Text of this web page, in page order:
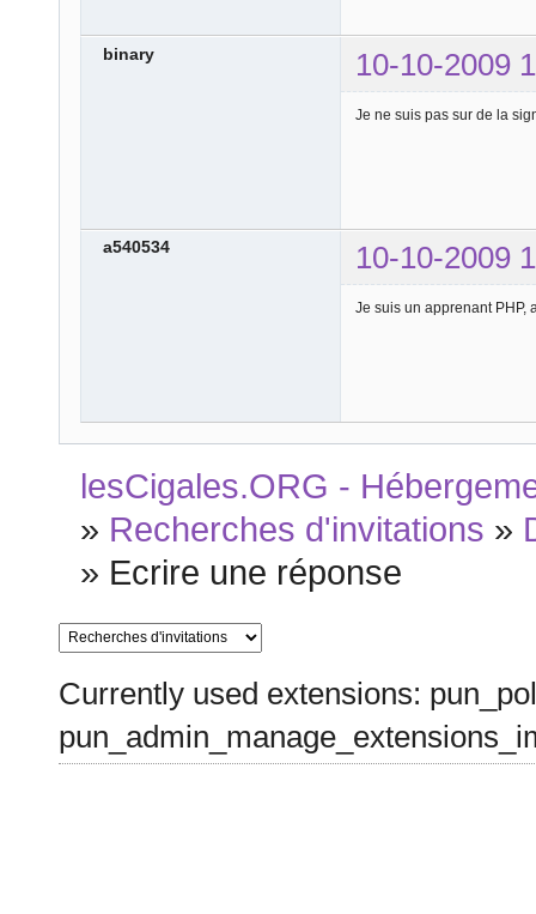
binary 10-10-2009
Je ne suis pas sur de la
a540534 10-10-2009
Je suis un apprenant PHP,
lesCigales.ORG -
» Recherches d'invitations »
» Ecrire une réponse
Currently used extensions: